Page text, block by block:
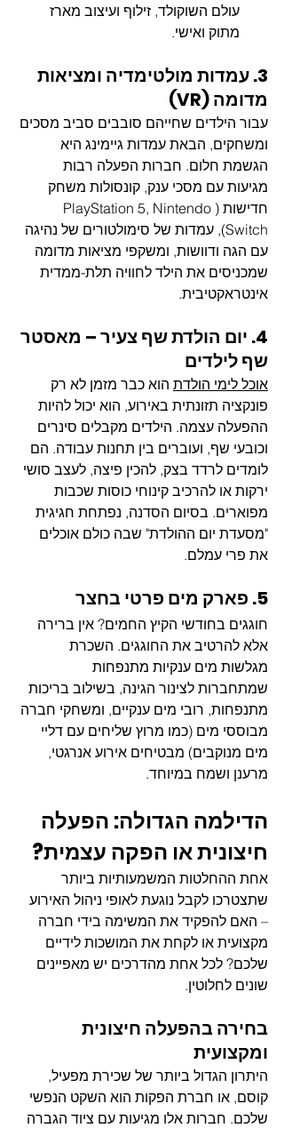
עולם השוקולד, זילוף ועיצוב מארז
מתוק ואישי.
3. עמדות מולטימדיה ומציאות
מדומה (VR)
עבור הילדים שחייהם סובבים סביב מסכים
ומשחקים, הבאת עמדות גיימינג היא
הגשמת חלום. חברות הפעלה רבות
מגיעות עם מסכי ענק, קונסולות משחק
חדישות (PlayStation 5, Nintendo
Switch), עמדות של סימולטורים של נהיגה
עם הגה ודוושות, ומשקפי מציאות מדומה
שמכניסים את הילד לחוויה תלת-ממדית
אינטראקטיבית.
4. יום הולדת שף צעיר – מאסטר
שף לילדים
אוכל לימי הולדת הוא כבר מזמן לא רק
פונקציה תזונתית באירוע, הוא יכול להיות
ההפעלה עצמה. הילדים מקבלים סינרים
וכובעי שף, ועוברים בין תחנות עבודה. הם
לומדים לרדד בצק, להכין פיצה, לעצב סושי
ירקות או להרכיב קינוחי כוסות שכבות
מפוארים. בסיום הסדנה, נפתחת חגיגית
"מסעדת יום ההולדת" שבה כולם אוכלים
את פרי עמלם.
5. פארק מים פרטי בחצר
חוגגים בחודשי הקיץ החמים? אין ברירה
אלא להרטיב את החוגגים. השכרת
מגלשות מים ענקיות מתנפחות
שמתחברות לצינור הגינה, בשילוב בריכות
מתנפחות, רובי מים ענקיים, ומשחקי חברה
מבוססי מים (כמו מרוץ שליחים עם דליי
מים מנוקבים) מבטיחים אירוע אנרגטי,
מרענן ושמח במיוחד.
הדילמה הגדולה: הפעלה
חיצונית או הפקה עצמית?
אחת ההחלטות המשמעותיות ביותר
שתצטרכו לקבל נוגעת לאופי ניהול האירוע
– האם להפקיד את המשימה בידי חברה
מקצועית או לקחת את המושכות לידיים
שלכם? לכל אחת מהדרכים יש מאפיינים
שונים לחלוטין.
בחירה בהפעלה חיצונית
ומקצועית
היתרון הגדול ביותר של שכירת מפעיל,
קוסם, או חברת הפקות הוא השקט הנפשי
שלכם. חברות אלו מגיעות עם ציוד הגברה